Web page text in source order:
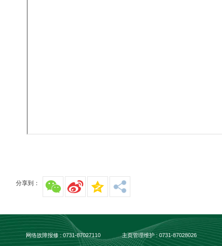
分享到：
网络故障报修 : 0731-87027110 主页管理维护 : 0731-87028026